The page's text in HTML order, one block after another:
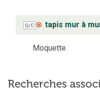
Q/C ⊗ tapis mur à
Moquette.
Recherches